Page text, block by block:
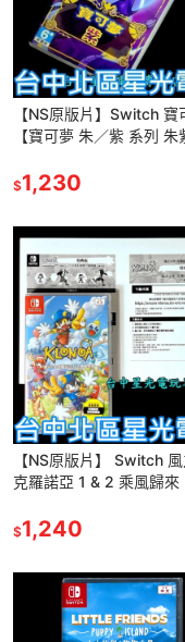
【NS原版片】Switch 寶
【寶可夢 朱／紫 系列 朱
光電玩
$1,230
【NS原版片】 Switch
克羅諾亞 1 & 2 乘風歸來
【台中星光】
$1,240